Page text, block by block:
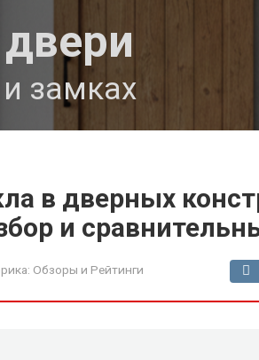
замках
в дверных
и
Обзоры и Рейтинги